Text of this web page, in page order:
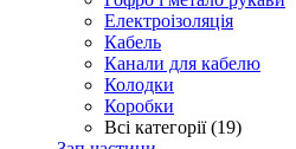
Електроізоляція
Кабель
Канали для кабелю
Колодки
Коробки
Всі категорії (19)